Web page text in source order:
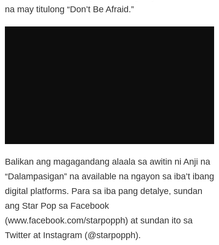
na may titulong “Don’t Be Afraid.”
Balikan ang magagandang alaala sa awitin ni Anji na
“Dalampasigan” na available na ngayon sa iba’t ibang
digital platforms. Para sa iba pang detalye, sundan
ang Star Pop sa Facebook
(www.facebook.com/starpopph) at sundan ito sa
Twitter at Instagram (@starpopph).